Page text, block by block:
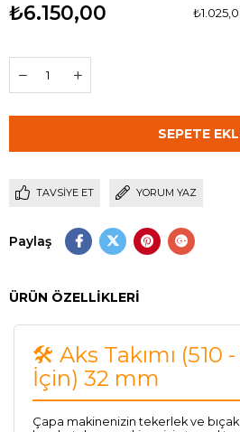
₺6.150,00
TAVSIYE ET YORUM YAZ
Paylaş
ÜRÜN ÖZELLIKLERI
🛠️ Aks Takımı (510 -
İçin) 32 mm
Çapa makinenizin tekerlek ve